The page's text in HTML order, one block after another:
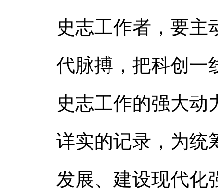
史志工作者，要主
代脉搏，把科创一
史志工作的强大动
详实的记录，为统
发展、建设现代化